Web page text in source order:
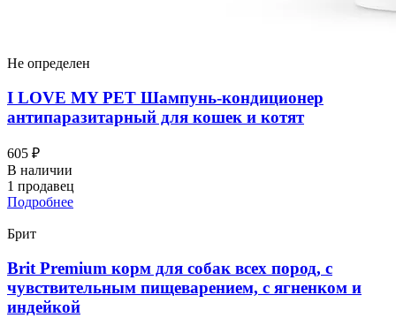
Не определен
I LOVЕ MY PET Шампунь-кондиционер
антипаразитарный для кошек и котят
605 ₽
В наличии
1 продавец
Подробнее
Брит
Brit Premium корм для собак всех пород, с
чувствительным пищеварением, с ягненком и
индейкой